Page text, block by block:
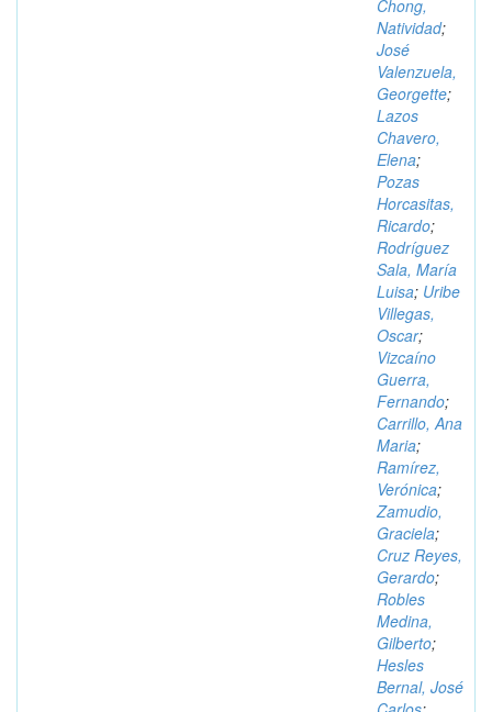
Chong,
Natividad;
José
Valenzuela,
Georgette;
Lazos
Chavero,
Elena;
Pozas
Horcasitas,
Ricardo;
Rodríguez
Sala, María
Luisa; Uribe
Villegas,
Oscar;
Vizcaíno
Guerra,
Fernando;
Carrillo, Ana
Maria;
Ramírez,
Verónica;
Zamudio,
Graciela;
Cruz Reyes,
Gerardo;
Robles
Medina,
Gilberto;
Hesles
Bernal, José